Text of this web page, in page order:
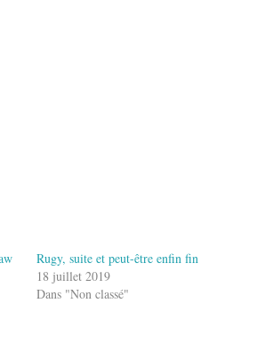
Rugy, suite et peut-être enfin fin
18 juillet 2019
Dans "Non classé"